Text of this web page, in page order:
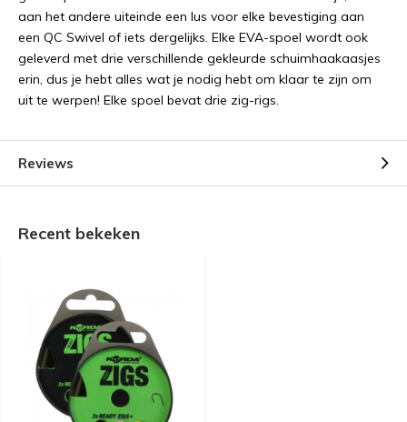
aan het andere uiteinde een lus voor elke bevestiging aan
een QC Swivel of iets dergelijks. Elke EVA-spoel wordt ook
geleverd met drie verschillende gekleurde schuimhaakaasjes
erin, dus je hebt alles wat je nodig hebt om klaar te zijn om
uit te werpen! Elke spoel bevat drie zig-rigs.
Reviews
Recent bekeken